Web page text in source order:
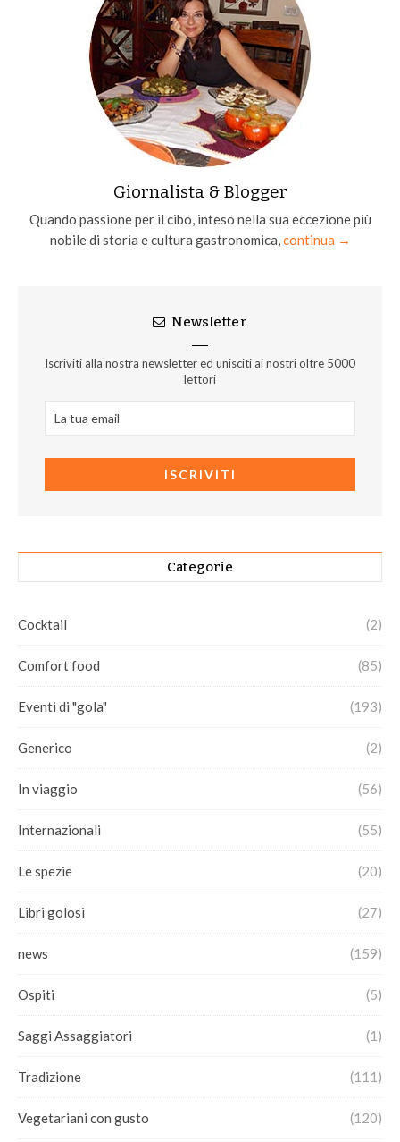
Giornalista & Blogger
Quando passione per il cibo, inteso nella sua eccezione più
nobile di storia e cultura gastronomica, continua →
Newsletter
Iscriviti alla nostra newsletter ed unisciti ai nostri oltre 5000
lettori
Categorie
Cocktail (2)
Comfort food (85)
Eventi di "gola" (193)
Generico (2)
In viaggio (56)
Internazionali (55)
Le spezie (20)
Libri golosi (27)
news (159)
Ospiti (5)
Saggi Assaggiatori (1)
Tradizione (111)
Vegetariani con gusto (120)